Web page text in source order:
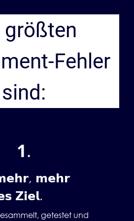
größten
Fehler
sind:
1.
𝗺𝗲𝗵𝗿
𝗭𝗶𝗲𝗹.
getestet und